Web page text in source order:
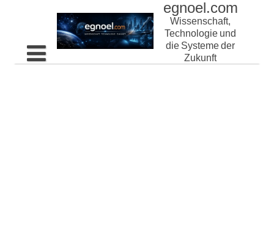
egnoel.com
Wissenschaft,
Technologie und
die Systeme der
Zukunft